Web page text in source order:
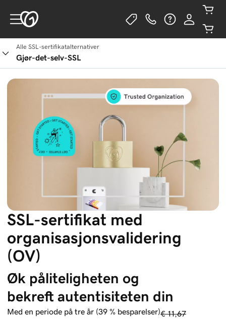
Alle SSL-sertifikatalternativer
Gjør-det-selv-SSL
SSL-sertifikat med
organisasjonsvalidering
(OV)
Øk påliteligheten og
bekreft autentisiteten din
Med en periode på tre år (39 % besparelser)€ 11,67